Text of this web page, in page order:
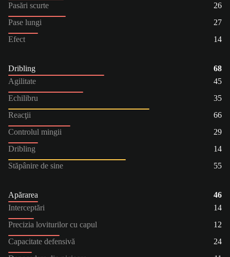
Pasări scurte
26
Pase lungi
27
Efect
14
Dribling
68
Agilitate
45
Echilibru
35
Reacţii
66
Controlul mingii
29
Dribling
14
Stăpânire de sine
55
Apărarea
46
Interceptări
14
Precizia loviturilor cu capul
12
Capacitate defensivă
24